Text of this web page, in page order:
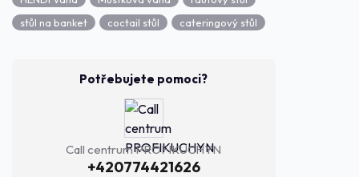
stůl na banket
coctail stůl cateringový stůl
Potřebujete pomoci?
Call centrum PROFIKUCHYN
+420774421626